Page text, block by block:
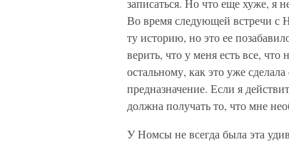
записаться. Но что еще хуже, я
Во время следующей встречи с
ту историю, но это ее
верить, что у меня есть все,
остальному, как это уже
предназначение. Если я
должна получать то, что мне
У Номсы не всегда была эта